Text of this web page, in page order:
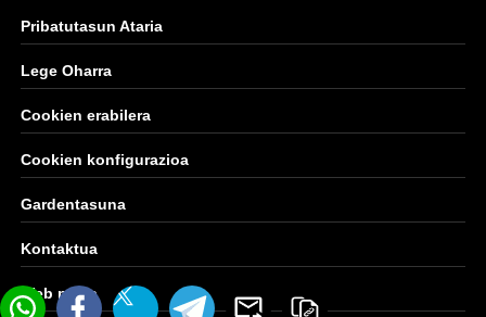
Pribatutasun Ataria
Lege Oharra
Cookien erabilera
Cookien konfigurazioa
Gardentasuna
Kontaktua
Web mapa